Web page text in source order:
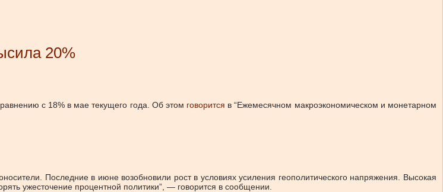
20%
с 18% в мае текущего года. Об этом говорится в “Ежемесячном макроэкономическом и монетарном
Последние в июне возобновили рост в условиях усиления геополитического напряжения. Высокая
ужесточение процентной политики”, — говорится в сообщении.